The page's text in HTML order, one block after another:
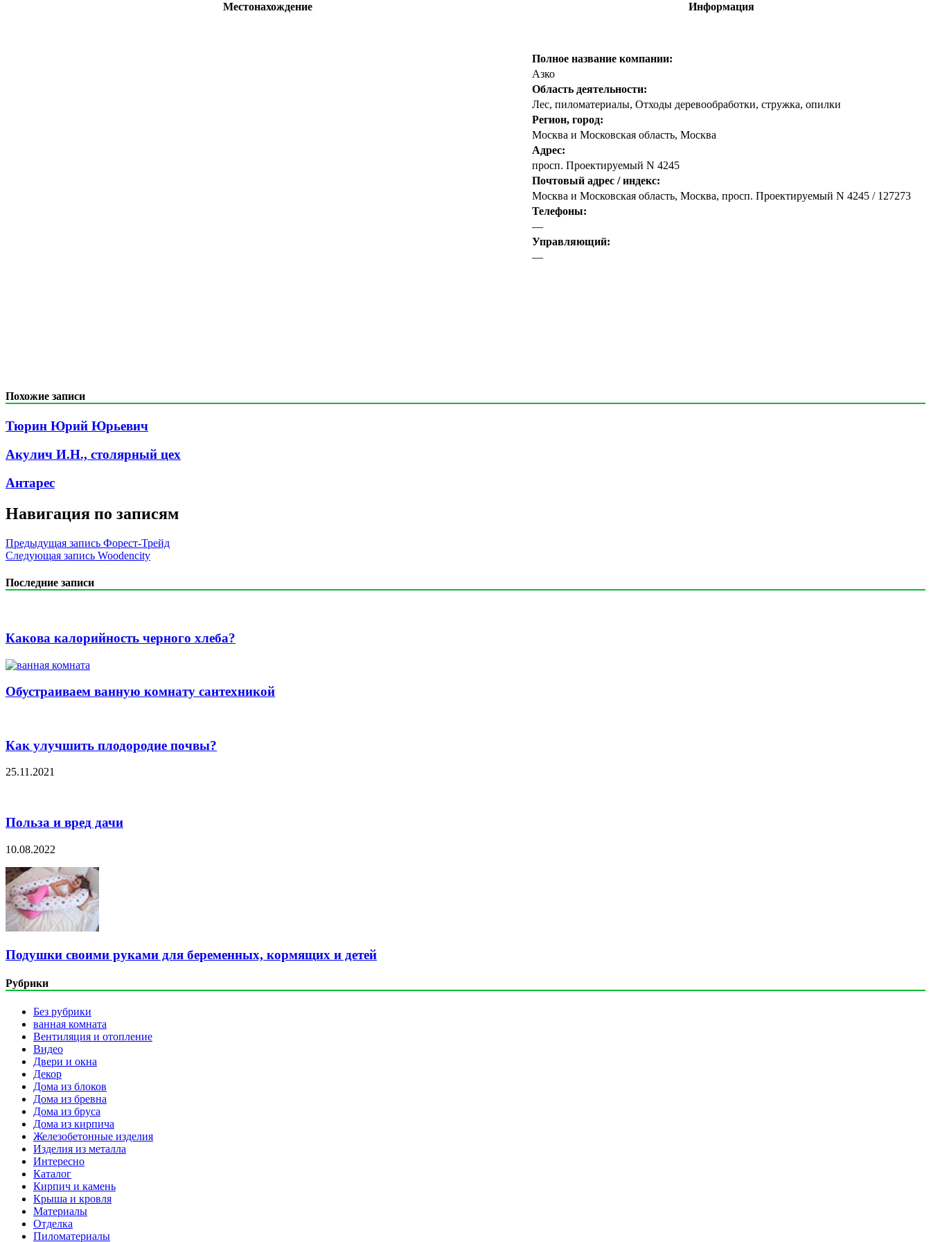
Местонахождение Информация
Полное название компании:
Азко
Область деятельности:
Лес, пиломатериалы, Отходы деревообработки, стружка, опилки
Регион, город:
Москва и Московская область, Москва
Адрес:
просп. Проектируемый N 4245
Почтовый адрес / индекс:
Москва и Московская область, Москва, просп. Проектируемый N 4245 / 127273
Телефоны:
—
Управляющий:
—
Похожие записи
Тюрин Юрий Юрьевич
Акулич И.Н., столярный цех
Антарес
Навигация по записям
Предыдущая запись Форест-Трейд
Следующая запись Woodencity
Последние записи
Какова калорийность черного хлеба?
Обустраиваем ванную комнату сантехникой
Как улучшить плодородие почвы?
25.11.2021
Польза и вред дачи
10.08.2022
Подушки своими руками для беременных, кормящих и детей
Рубрики
Без рубрики
ванная комната
Вентиляция и отопление
Видео
Двери и окна
Декор
Дома из блоков
Дома из бревна
Дома из бруса
Дома из кирпича
Железобетонные изделия
Изделия из металла
Интересно
Каталог
Кирпич и камень
Крыша и кровля
Материалы
Отделка
Пиломатериалы